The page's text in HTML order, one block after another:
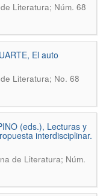
Literatura; Núm. 68
El auto
Literatura; No. 68
(eds.), Lecturas y
interdisciplinar.
de Literatura; Núm.